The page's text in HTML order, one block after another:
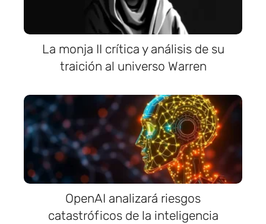
La monja II crítica y análisis de su
traición al universo Warren
OpenAI analizará riesgos
catastróficos de la inteligencia